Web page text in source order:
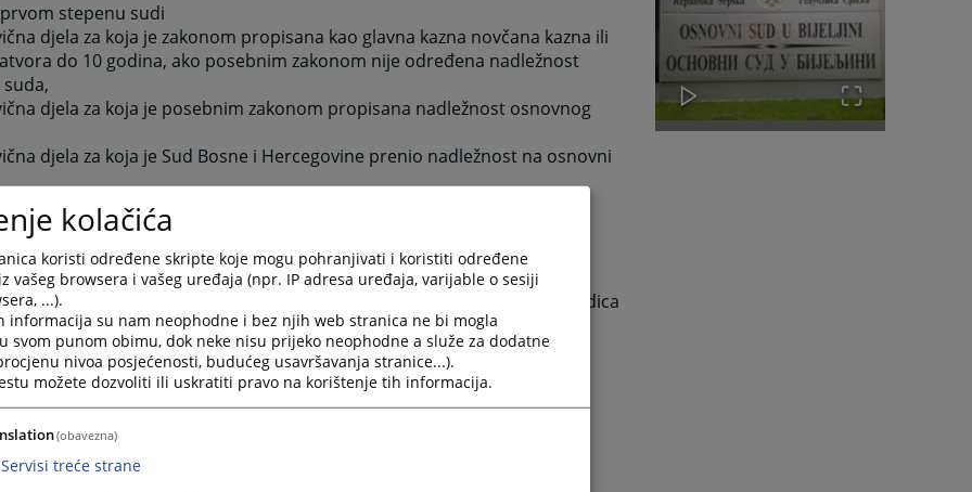
stepenu sudi
djela za koja je zakonom propisana kao glavna kazna novčana kazna ili
do 10 godina, ako posebnim zakonom nije određena nadležnost
djela za koja je posebnim zakonom propisana nadležnost osnovnog
djela za koja je Sud Bosne i Hercegovine prenio nadležnost na osnovni
krivičnim postupcima protiv maloljetnika;
u toku istrage i nakon podizanja optužnice u skladu sa zakonom;
o vanrednim pravnim lijekovima kada je to zakonom predviđeno,
o brisanju osude i prestanku mjera bezbjednosti i pravnih posljedica
osnovu sudske odluke,
po molbama za pomilovanje u skladu sa zakonom.
predmetima da u prvom stepenu sudi
građanskim sporovima i
postupku
kolačića
koristi određene skripte koje mogu pohranjivati i koristiti određene
vašeg browsera i vašeg uređaja (npr. IP adresa uređaja, varijable o sesiji
...).
informacija su nam neophodne i bez njih web stranica ne bi mogla
svom punom obimu, dok neke nisu prijeko neophodne a služe za dodatne
nivoa posjećenosti, budućeg usavršavanja stranice...).
možete dozvoliti ili uskratiti pravo na korištenje tih informacija.
(obavezna)
Servisi treće strane